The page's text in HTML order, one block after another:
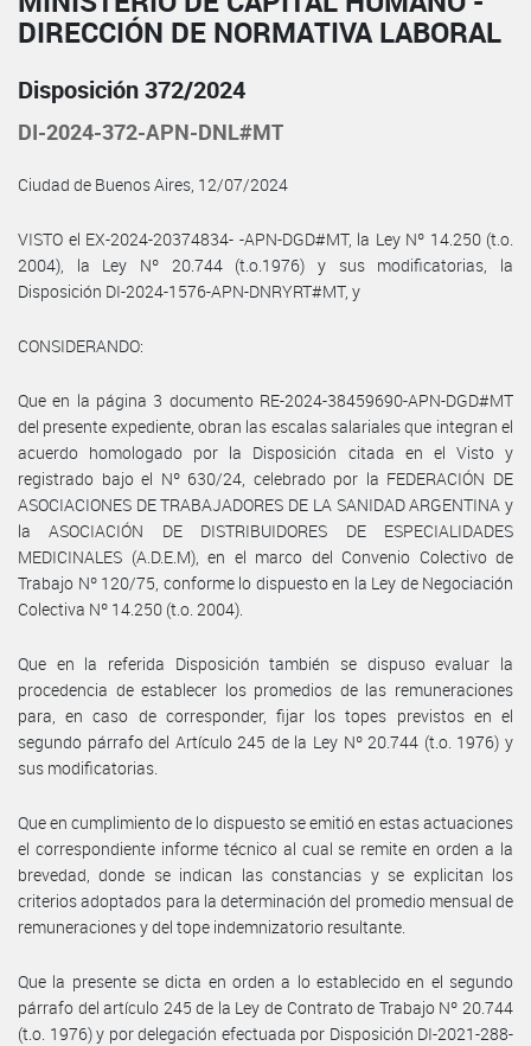
DIRECCIÓN DE NORMATIVA LABORAL
Disposición 372/2024
DI-2024-372-APN-DNL#MT
Ciudad de Buenos Aires, 12/07/2024
VISTO el EX-2024-20374834- -APN-DGD#MT, la Ley Nº 14.250 (t.o.
2004), la Ley Nº 20.744 (t.o.1976) y sus modificatorias, la
Disposición DI-2024-1576-APN-DNRYRT#MT, y
CONSIDERANDO:
Que en la página 3 documento RE-2024-38459690-APN-DGD#MT
del presente expediente, obran las escalas salariales que integran el
acuerdo homologado por la Disposición citada en el Visto y
registrado bajo el Nº 630/24, celebrado por la FEDERACIÓN DE
ASOCIACIONES DE TRABAJADORES DE LA SANIDAD ARGENTINA y
la ASOCIACIÓN DE DISTRIBUIDORES DE ESPECIALIDADES
MEDICINALES (A.D.E.M), en el marco del Convenio Colectivo de
Trabajo Nº 120/75, conforme lo dispuesto en la Ley de Negociación
Colectiva Nº 14.250 (t.o. 2004).
Que en la referida Disposición también se dispuso evaluar la
procedencia de establecer los promedios de las remuneraciones
para, en caso de corresponder, fijar los topes previstos en el
segundo párrafo del Artículo 245 de la Ley Nº 20.744 (t.o. 1976) y
sus modificatorias.
Que en cumplimiento de lo dispuesto se emitió en estas actuaciones
el correspondiente informe técnico al cual se remite en orden a la
brevedad, donde se indican las constancias y se explicitan los
criterios adoptados para la determinación del promedio mensual de
remuneraciones y del tope indemnizatorio resultante.
Que la presente se dicta en orden a lo establecido en el segundo
párrafo del artículo 245 de la Ley de Contrato de Trabajo Nº 20.744
(t.o. 1976) y por delegación efectuada por Disposición DI-2021-288-